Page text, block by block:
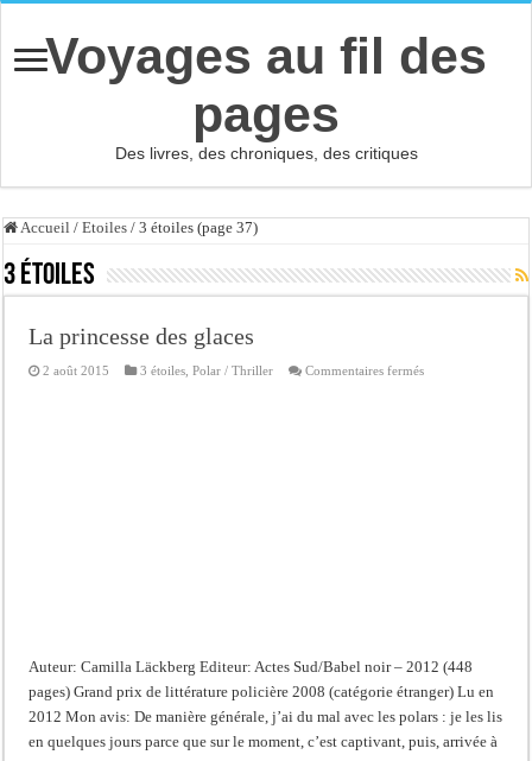
Voyages au fil des
pages
Des livres, des chroniques, des critiques
Accueil / Etoiles / 3 étoiles (page 37)
3 étoiles
La princesse des glaces
2 août 2015 3 étoiles ,Polar / Thriller Commentaires ferméssur
Auteur: Camilla Läckberg Editeur: Actes Sud/Babel noir – 2012 (448
pages) Grand prix de littérature policière 2008 (catégorie étranger) Lu en
2012 Mon avis: De manière générale, j’ai du mal avec les polars : je les lis
en quelques jours parce que sur le moment, c’est captivant, puis, arrivée à